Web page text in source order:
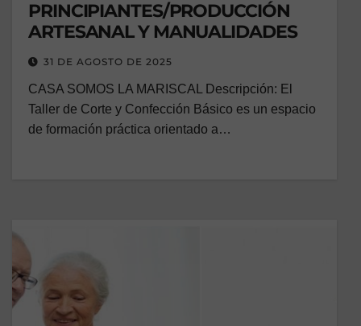
PRINCIPIANTES/PRODUCCIÓN
ARTESANAL Y MANUALIDADES
31 DE AGOSTO DE 2025
CASA SOMOS LA MARISCAL Descripción: El
Taller de Corte y Confección Básico es un espacio
de formación práctica orientado a…